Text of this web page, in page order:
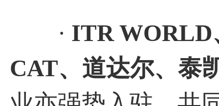
· ITR WORLD
CAT、道达尔、泰